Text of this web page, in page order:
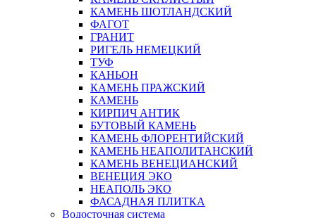
КАМЕНЬ ШОТЛАНДСКИЙ
ФАГОТ
ГРАНИТ
РИГЕЛЬ НЕМЕЦКИЙ
ТУФ
КАНЬОН
КАМЕНЬ ПРАЖСКИЙ
КАМЕНЬ
КИРПИЧ АНТИК
БУТОВЫЙ КАМЕНЬ
КАМЕНЬ ФЛОРЕНТИЙСКИЙ
КАМЕНЬ НЕАПОЛИТАНСКИЙ
КАМЕНЬ ВЕНЕЦИАНСКИЙ
ВЕНЕЦИЯ ЭКО
НЕАПОЛЬ ЭКО
ФАСАДНАЯ ПЛИТКА
Водосточная система